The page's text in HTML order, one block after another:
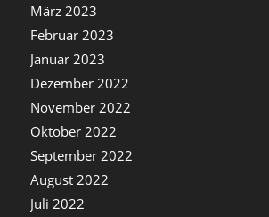
März 2023
Februar 2023
Januar 2023
Dezember 2022
November 2022
Oktober 2022
September 2022
August 2022
Juli 2022